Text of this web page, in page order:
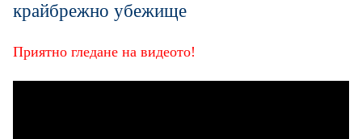
крайбрежно убежище
Приятно гледане на видеото!